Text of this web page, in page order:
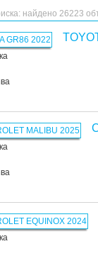
найдено 26223